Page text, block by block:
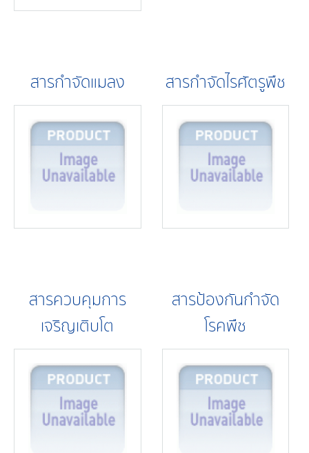
สารกำจัดแมลง สารกำจัดไรศัตรูพืช
สารควบคุมการ
เจริญเติบโต
สารป้องกันกำจัด
โรคพืช